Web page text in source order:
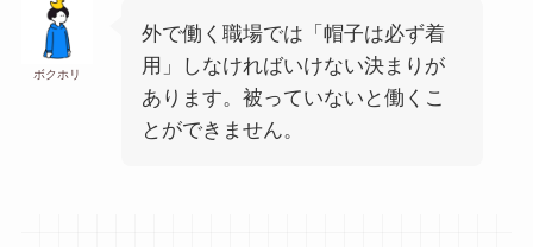
ボクホリ
外で働く職場では「帽子は必ず着
用」しなければいけない決まりが
あります。被っていないと働くこ
とができません。